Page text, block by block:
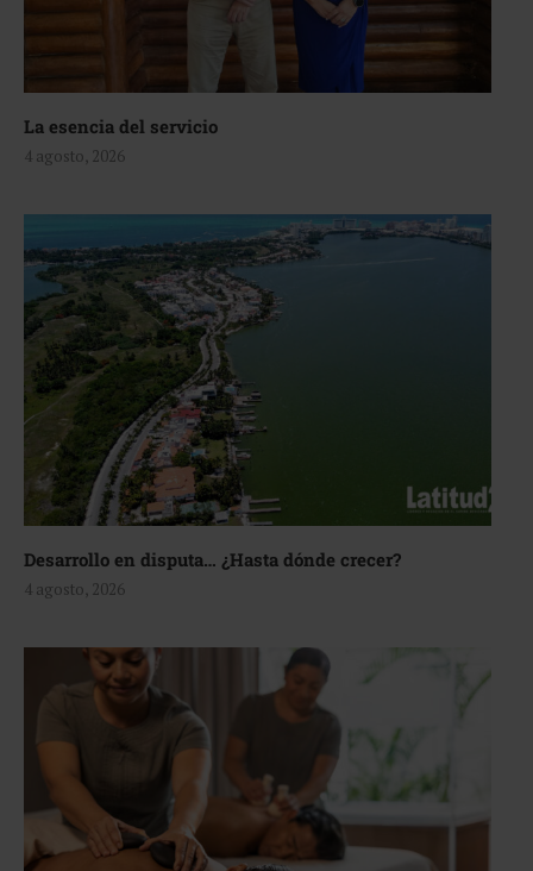
La esencia del servicio
4 agosto, 2026
Desarrollo en disputa… ¿Hasta dónde crecer?
4 agosto, 2026